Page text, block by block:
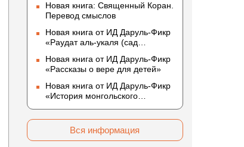
Новая книга: Священный Коран.
Перевод смыслов
Новая книга от ИД Даруль-Фикр
«Раудат аль-укаля (cад
благородных)»
Новая книга от ИД Даруль-Фикр
«Рассказы о вере для детей»
Новая книга от ИД Даруль-Фикр
«История монгольского
Вся информация